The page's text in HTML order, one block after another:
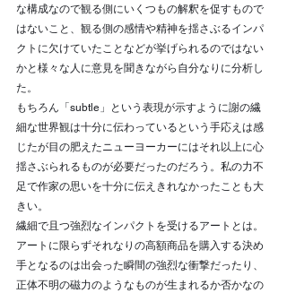
な構成なので観る側にいくつもの解釈を促すもので
はないこと、観る側の感情や精神を揺さぶるインパ
クトに欠けていたことなどが挙げられるのではない
かと様々な人に意見を聞きながら自分なりに分析し
た。
もちろん「subtle」という表現が示すように謝の繊
細な世界観は十分に伝わっているという手応えは感
じたが目の肥えたニューヨーカーにはそれ以上に心
揺さぶられるものが必要だったのだろう。私の力不
足で作家の思いを十分に伝えきれなかったことも大
きい。
繊細で且つ強烈なインパクトを受けるアートとは。
アートに限らずそれなりの高額商品を購入する決め
手となるのは出会った瞬間の強烈な衝撃だったり、
正体不明の磁力のようなものが生まれるか否かなの